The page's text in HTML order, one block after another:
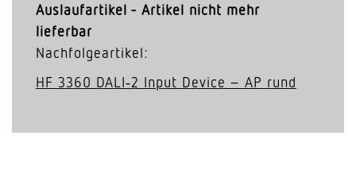
Auslaufartikel - Artikel nicht mehr
lieferbar
Nachfolgeartikel:
HF 3360 DALI‑2 Input Device – AP rund